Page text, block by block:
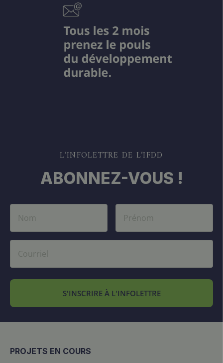
L’INFOLETTRE DE L’IFDD
ABONNEZ-VOUS !
S'INSCRIRE À L'INFOLETTRE
PROJETS EN COURS